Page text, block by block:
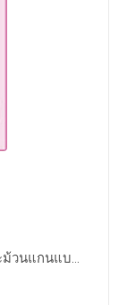
วนแกนแบ...